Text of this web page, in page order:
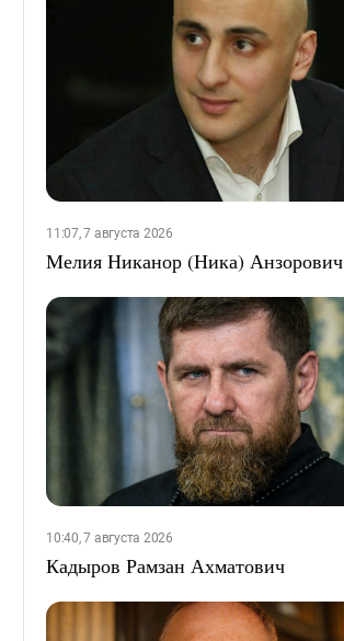
11:07, 7 августа 2026
Мелия Никанор (Ника) Анзорович
10:40, 7 августа 2026
Кадыров Рамзан Ахматович